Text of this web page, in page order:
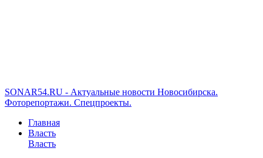
SONAR54.RU - Актуальные новости Новосибирска.
Фоторепортажи. Спецпроекты.
Главная
Власть
Власть